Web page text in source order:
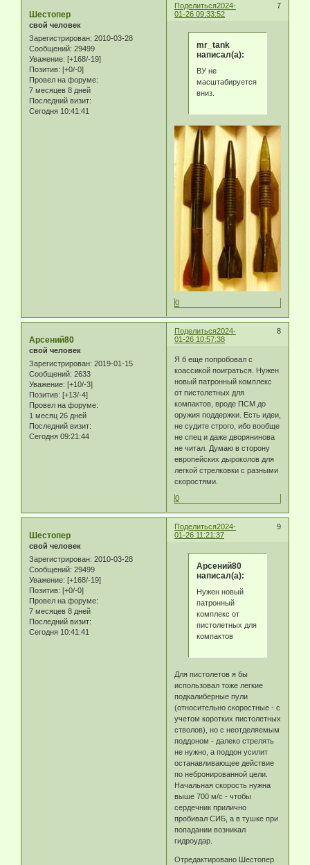
Поделиться 7
2024-
01-26 09:33:52
Шестопер
свой человек
Зарегистрирован: 2010-03-28
Сообщений: 29499
Уважение: [+168/-19]
Позитив: [+0/-0]
Провел на форуме:
7 месяцев 8 дней
Последний визит:
Сегодня 10:41:41
mr_tank
написал(а):
ВУ не
масштабируется
вниз.
0
Поделиться 8
2024-
01-26 10:57:38
Арсений80
свой человек
Зарегистрирован: 2019-01-15
Сообщений: 2633
Уважение: [+10/-3]
Позитив: [+13/-4]
Провел на форуме:
1 месяц 26 дней
Последний визит:
Сегодня 09:21:44
Я б еще попробовал с
коассикой поиграться. Нужен
новый патронный комплекс
от пистолетных для
компактов, вроде ПСМ до
оружия поддержки. Есть идеи,
не судите строго, ибо вообще
не спец и даже дворянинова
не читал. Думаю в сторону
европейских дыроколов для
легкой стрелковки с разными
скоростями.
0
Поделиться 9
2024-
01-26 11:21:37
Шестопер
свой человек
Зарегистрирован: 2010-03-28
Сообщений: 29499
Уважение: [+168/-19]
Позитив: [+0/-0]
Провел на форуме:
7 месяцев 8 дней
Последний визит:
Сегодня 10:41:41
Арсений80
написал(а):
Нужен новый
патронный
комплекс от
пистолетных для
компактов
Для пистолетов я бы
использовал тоже легкие
подкалиберные пули
(относительно скоростные - с
учетом коротких пистолетных
стволов), но с неотделяемым
поддоном - далеко стрелять
не нужно, а поддон усилит
останавливающее действие
по небронированной цели.
Начальная скорость нужна
выше 700 м/c - чтобы
сердечник прилично
пробивал СИБ, а в тушке при
попадании возникал
гидроудар.
Отредактировано Шестопер